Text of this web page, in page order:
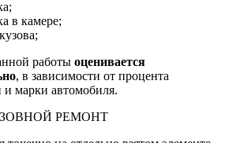
в камере;
работы оценивается
, в зависимости от процента
марки автомобиля.
РЕМОНТ